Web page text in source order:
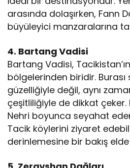
arasında dolaşırken, Fann
büyüleyici manzaralarına
4. Bartang Vadisi
Bartang Vadisi,
bölgelerinden biridir.
güzelliğiyle değil, aynı
çeşitliliğiyle de dikkat
Nehri boyunca seyahat
Tacik köylerini ziyaret
derinlemesine bir bakış